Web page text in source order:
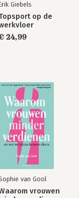
Giebels
op de
24,99
van Gool
vrouwen